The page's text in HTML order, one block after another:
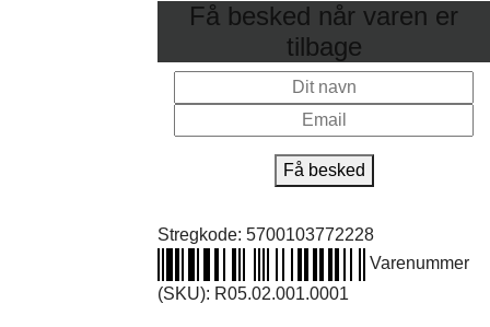
Få besked når varen er
tilbage
Få besked
Stregkode: 5700103772228
Varenummer
(SKU): R05.02.001.0001